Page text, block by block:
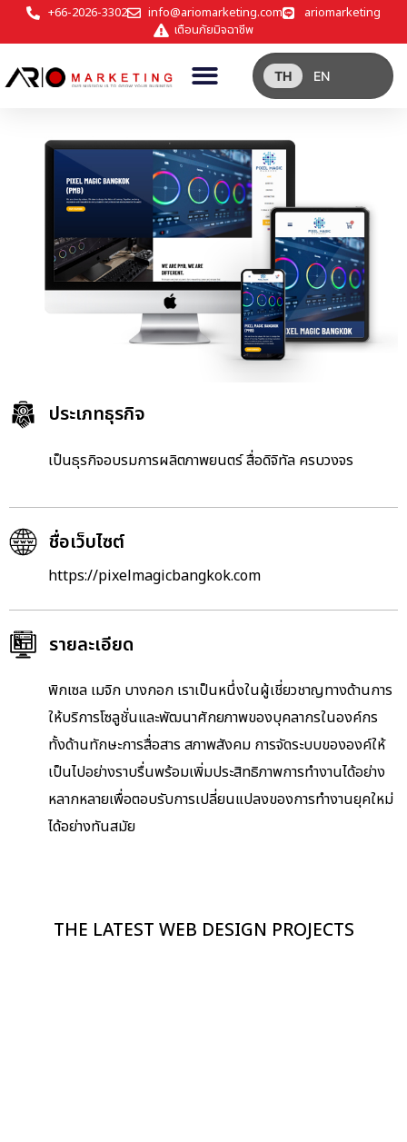
+66-2026-3302 info@ariomarketing.com
ariomarketing
เตือนภัยมิจฉาชีพ
TH EN
ประเภทธุรกิจ
เป็นธุรกิจอบรมการผลิตภาพยนตร์ สื่อดิจิทัล ครบวงจร
ชื่อเว็บไซต์
https://pixelmagicbangkok.com
รายละเอียด
พิกเซล เมจิก บางกอก เราเป็นหนึ่งในผู้เชี่ยวชาญทางด้านการ
ให้บริการโซลูชั่นและพัฒนาศักยภาพของบุคลากรในองค์กร
ทั้งด้านทักษะการสื่อสาร สภาพสังคม การจัดระบบขององค์ให้
เป็นไปอย่างราบรื่นพร้อมเพิ่มประสิทธิภาพการทำงานได้อย่าง
หลากหลายเพื่อตอบรับการเปลี่ยนแปลงของการทำงานยุคใหม่
ได้อย่างทันสมัย
THE LATEST WEB DESIGN PROJECTS